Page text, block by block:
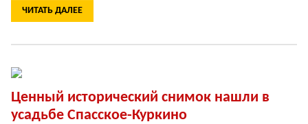
ЧИТАТЬ ДАЛЕЕ
Ценный исторический снимок нашли в
усадьбе Спасское-Куркино